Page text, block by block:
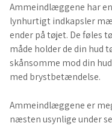
Ammeindlæggene har
lynhurtigt indkapsler
ender på tøjet. De føles
måde holder de din hud
skånsomme mod din
med brystbetændelse.
Ammeindlæggene er
næsten usynlige under